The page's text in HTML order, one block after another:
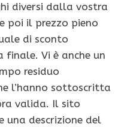
diversi dalla vostra
poi il prezzo pieno
di sconto
Vi è anche un
residuo
l’hanno sottoscritta
valida. Il sito
una descrizione del